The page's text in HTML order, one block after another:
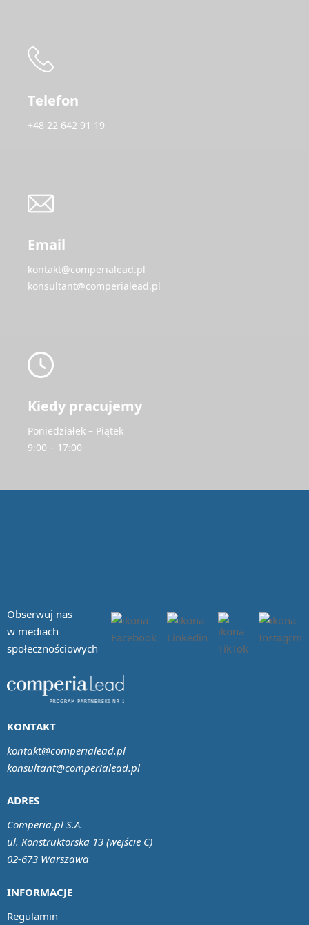
Telefon
+48 22 642 91 19
Email
kontakt@comperialead.pl
konsultant@comperialead.pl
Kiedy pracujemy
Poniedziałek – Piątek
9:00 – 17:00
Obserwuj nas
w mediach
społecznościowych
INFORMACJE
Regulamin
ADRES
Comperia.pl S.A.
ul. Konstruktorska 13 (wejście C)
02-673 Warszawa
KONTAKT
kontakt@comperialead.pl
konsultant@comperialead.pl